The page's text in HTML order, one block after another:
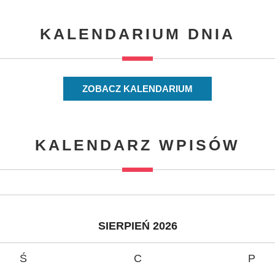
KALENDARIUM DNIA
ZOBACZ KALENDARIUM
KALENDARZ WPISÓW
SIERPIEŃ 2026
Ś C P